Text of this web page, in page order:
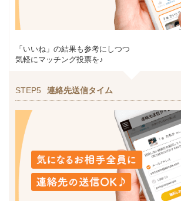
「いいね」の結果も参考にしつつ
気軽にマッチング投票を♪
STEP5 連絡先送信タイム